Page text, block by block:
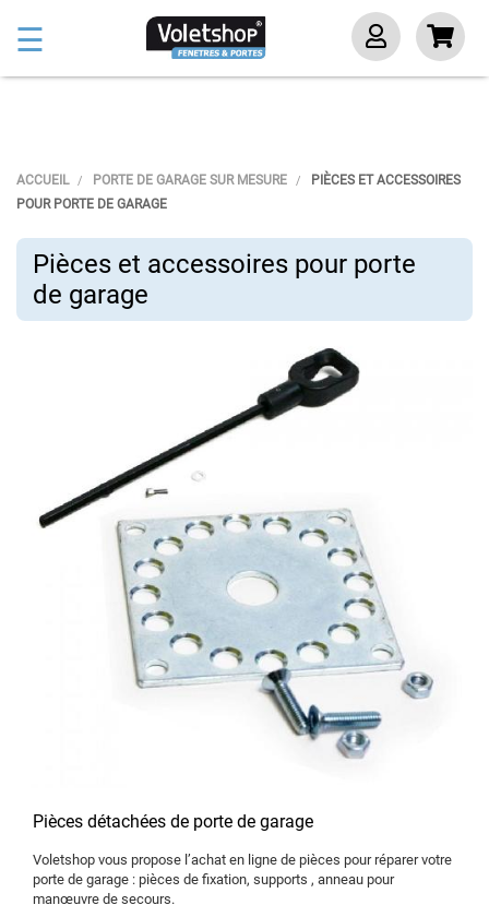
Basculer
la
☰
ACCUEIL PORTE DE GARAGE SUR MESURE
PIÈCES ET ACCESSOIRES
POUR PORTE DE GARAGE
Pièces et accessoires pour porte
de garage
Pièces détachées de porte de garage
Voletshop vous propose l’achat en ligne de pièces pour réparer votre
porte de garage : pièces de fixation, supports , anneau pour
manœuvre de secours.